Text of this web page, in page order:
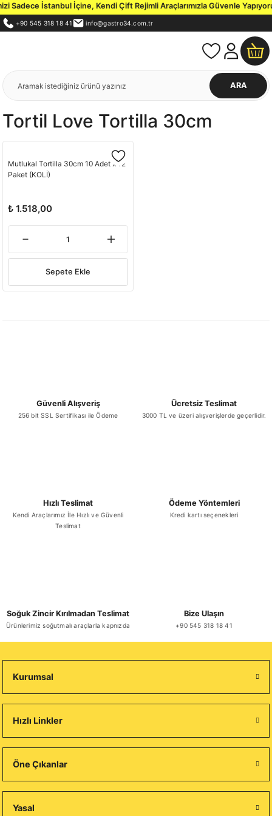
Sadece İstanbul İçine, Kendi Çift Rejimli Araçlarımızla Güvenle
+90 545 318 18 41 info@gastro34.com.tr
ARA
Tortil Love Tortilla 30cm
Mutlukal Tortilla 30cm 10 Adet x 12
Paket (KOLİ)
₺ 1.518,00
Sepete Ekle
Güvenli Alışveriş
256 bit SSL Sertifikası ile Ödeme
Ücretsiz Teslimat
3000 TL ve üzeri alışverişlerde geçerlidir.
Hızlı Teslimat
Kendi Araçlarımız İle Hızlı ve Güvenli
Teslimat
Ödeme Yöntemleri
Kredi kartı seçenekleri
Soğuk Zincir Kırılmadan Teslimat
Ürünlerimiz soğutmalı araçlarla kapnızda
Bize Ulaşın
+90 545 318 18 41
Kurumsal
Hızlı Linkler
Öne Çıkanlar
Yasal